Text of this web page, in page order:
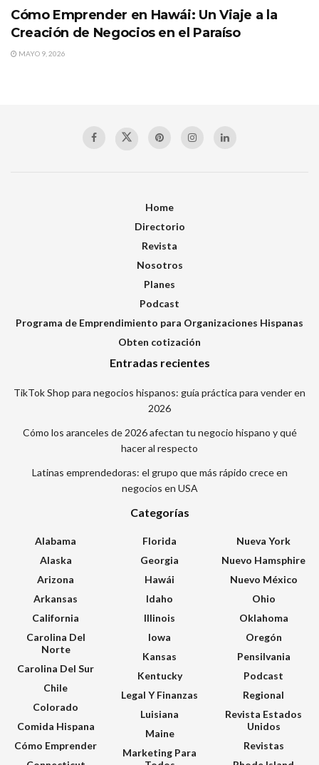
Cómo Emprender en Hawái: Un Viaje a la
Creación de Negocios en el Paraíso
MAYO 9, 2026
Home
Directorio
Revista
Nosotros
Planes
Podcast
Programa de Emprendimiento para Organizaciones Hispanas
Obten cotización
Entradas recientes
TikTok Shop para negocios hispanos: guía práctica para vender en
2026
Cómo los aranceles de 2026 afectan tu negocio hispano y qué
hacer al respecto
Latinas emprendedoras: el grupo que más rápido crece en
negocios en USA
Categorías
Alabama
Alaska
Arizona
Arkansas
California
Carolina Del
Norte
Carolina Del Sur
Chile
Colorado
Comida Hispana
Cómo Emprender
Florida
Georgia
Hawái
Idaho
Illinois
Iowa
Kansas
Kentucky
Legal Y Finanzas
Luisiana
Maine
Marketing Para
Nueva York
Nuevo Hamsphire
Nuevo México
Ohio
Oklahoma
Oregón
Pensilvania
Podcast
Regional
Revista Estados
Unidos
Revistas